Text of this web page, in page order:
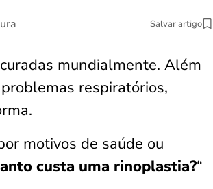
Salvar artigo
mundialmente. Além
respiratórios,
motivos de saúde ou
custa uma rinoplastia?“